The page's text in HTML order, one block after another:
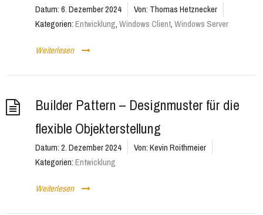
Datum:6. Dezember 2024 Von: Thomas Hetznecker
Kategorien:Entwicklung,Windows Client,Windows Server
Weiterlesen
Builder Pattern – Designmuster für die
flexible Objekterstellung
Datum:2. Dezember 2024 Von:Kevin Roithmeier
Kategorien:Entwicklung
Weiterlesen